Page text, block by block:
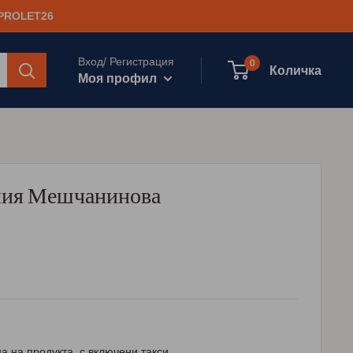
Вход/ Регистрация
Моя профил
0
Количка
Мешчанинова